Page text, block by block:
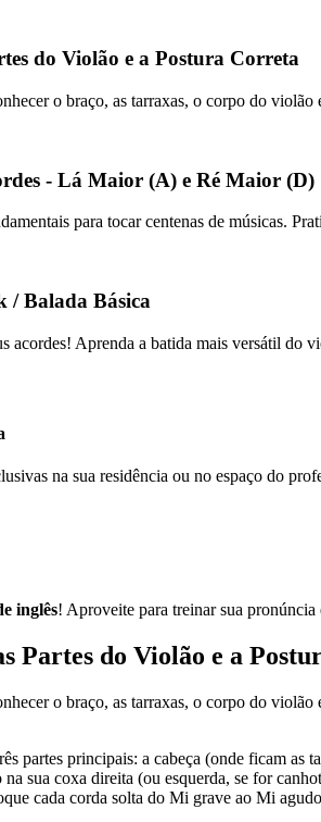
do Violão e a Postura Correta
o braço, as tarraxas, o corpo do
- Lá Maior (A) e Ré Maior (D)
para tocar centenas de músicas.
/ Balada Básica
acordes! Aprenda a batida mais versátil do
na sua residência ou no espaço do
inglês! Aproveite para treinar sua
Partes do Violão e a
o braço, as tarraxas, o corpo do
partes principais: a cabeça (onde ficam as
sua coxa direita (ou esquerda, se for
cada corda solta do Mi grave ao Mi